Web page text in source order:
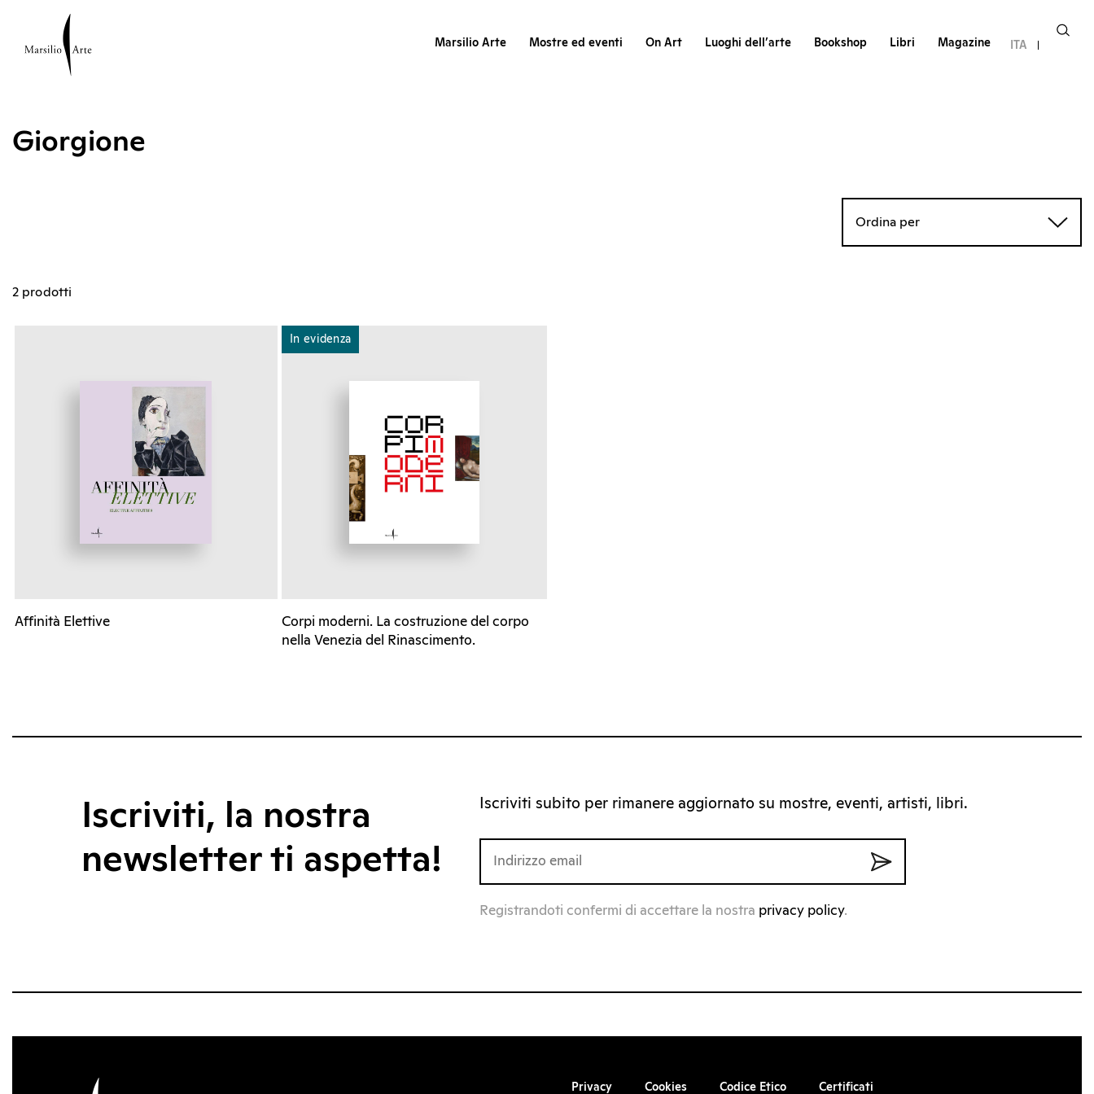
Marsilio Arte Mostre ed eventi On Art Luoghi dell’arte Bookshop Libri Magazine ITA
Giorgione
Ordina per
2 prodotti
Affinità Elettive
In evidenza
Corpi moderni. La costruzione del corpo
nella Venezia del Rinascimento.
Iscriviti, la nostra
newsletter ti aspetta!
Iscriviti subito per rimanere aggiornato su mostre, eventi, artisti, libri.
Registrandoti confermi di accettare la nostra privacy policy.
Privacy Cookies Codice Etico Certificati